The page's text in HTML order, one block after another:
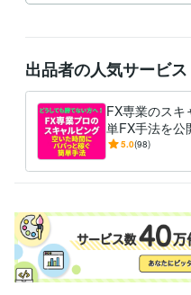
出品者の人気サービス
FX専業のスキ
単FX手法を公
しても勝てな
5.0(98)